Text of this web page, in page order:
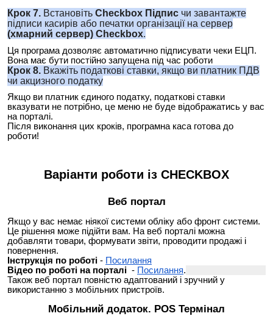
Крок 7. Встановіть Checkbox Підпис чи завантажте
підписи касирів або печатки організації на сервер
(хмарний сервер) Checkbox.
Ця програма дозволяє автоматично підписувати чеки ЕЦП.
Вона має бути постійно запущена під час роботи
Крок 8. Вкажіть податкові ставки, якщо ви платник ПДВ
чи акцизного податку
Якщо ви платник єдиного податку, податкові ставки
вказувати не потрібно, це меню не буде відображатись у вас
на порталі.
Після виконання цих кроків, програмна каса готова до
роботи!
Варіанти роботи із CHECKBOX
Веб портал
Якщо у вас немає ніякої системи обліку або фронт системи.
Це рішення може підійти вам. На веб порталі можна
добавляти товари, формувати звіти, проводити продажі і
повернення.
Інструкція по роботі - Посилання
Відео по роботі на порталі - Посилання.
Також веб портал повністю адаптований і зручний у
використанню з мобільних пристроїв.
Мобільний додаток. POS Термінал